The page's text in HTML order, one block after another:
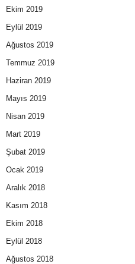
Ekim 2019
Eylül 2019
Ağustos 2019
Temmuz 2019
Haziran 2019
Mayıs 2019
Nisan 2019
Mart 2019
Şubat 2019
Ocak 2019
Aralık 2018
Kasım 2018
Ekim 2018
Eylül 2018
Ağustos 2018